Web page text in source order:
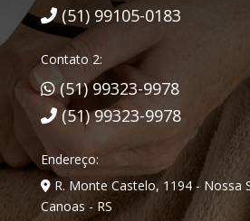
(51) 99105-0183
Contato 2:
(51) 99323-9978
(51) 99323-9978
Endereço:
R. Monte Castelo, 1194 - Nossa
Canoas - RS